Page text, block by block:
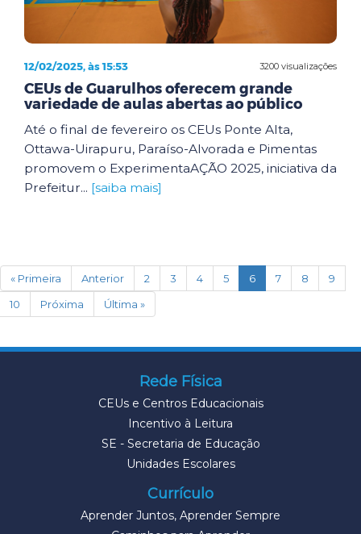
3200 visualizações
12/02/2025, às 15:53
CEUs de Guarulhos oferecem grande
variedade de aulas abertas ao público
Até o final de fevereiro os CEUs Ponte Alta,
Ottawa-Uirapuru, Paraíso-Alvorada e Pimentas
promovem o ExperimentaAÇÃO 2025, iniciativa da
Prefeitur... [saiba mais]
« Primeira Anterior 2 3 4 5 6(current)
7 8
9
10
Próxima Última »
Rede Física
CEUs e Centros Educacionais
Incentivo à Leitura
SE - Secretaria de Educação
Unidades Escolares
Currículo
Aprender Juntos, Aprender Sempre